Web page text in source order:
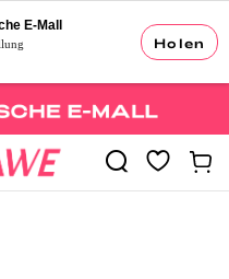
Holen
E-Mall